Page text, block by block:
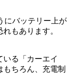
にバッテリー上が
もあります。
る「カーエイ
もちろん、充電制